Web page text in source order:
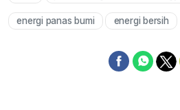
energi panas bumi energi bersih